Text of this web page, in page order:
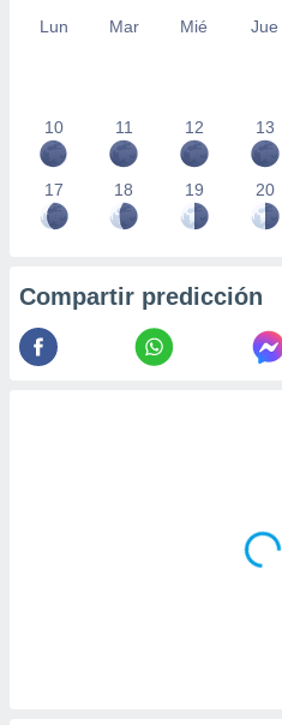
Lun Mar Mié Jue
10 11 12 13
17 18 19 20
Compartir predicción